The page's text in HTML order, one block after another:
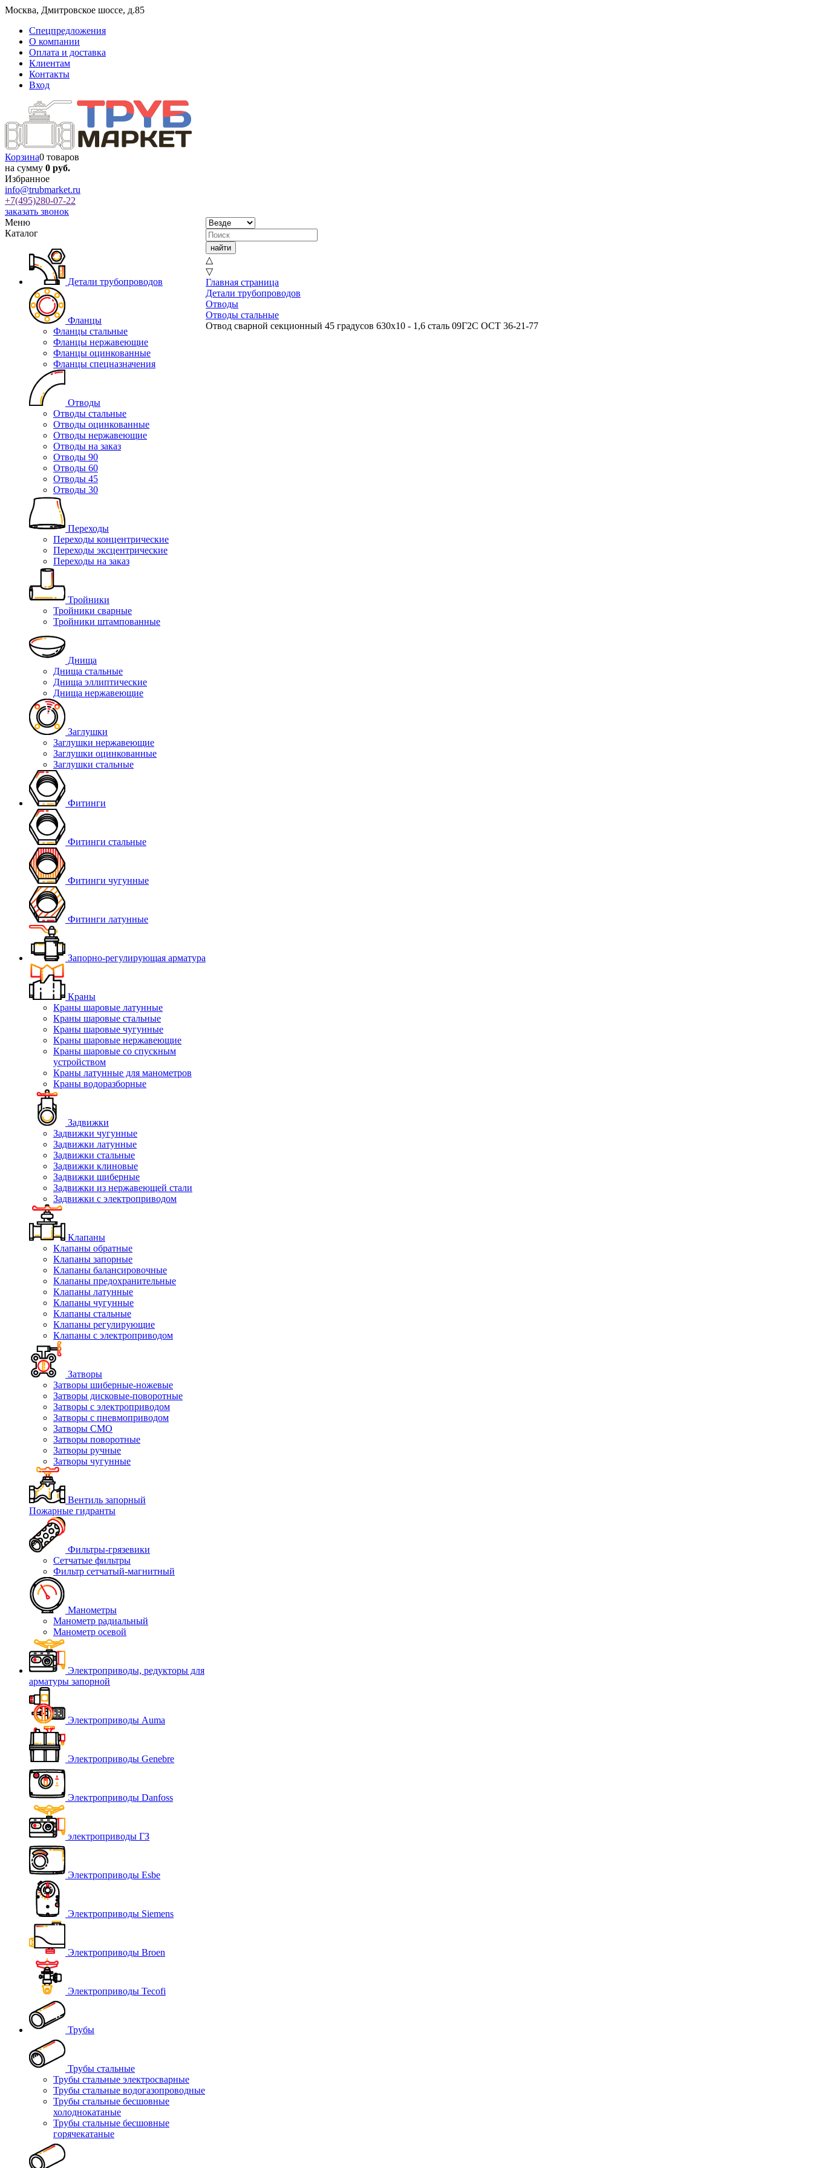
Москва, Дмитровское шоссе, д.85
Спецпредложения
О компании
Оплата и доставка
Клиентам
Контакты
Вход
Корзина0 товаров
на сумму 0 руб.
Избранное
info@trubmarket.ru
+7(495)280-07-22
заказать звонок
Меню
Каталог
Детали трубопроводов
Фланцы
Фланцы стальные
Фланцы нержавеющие
Фланцы оцинкованные
Фланцы спецназначения
Отводы
Отводы стальные
Отводы оцинкованные
Отводы нержавеющие
Отводы на заказ
Отводы 90
Отводы 60
Отводы 45
Отводы 30
Переходы
Переходы концентрические
Переходы эксцентрические
Переходы на заказ
Тройники
Тройники сварные
Тройники штампованные
Днища
Днища стальные
Днища эллиптические
Днища нержавеющие
Заглушки
Заглушки нержавеющие
Заглушки оцинкованные
Заглушки стальные
Фитинги
Фитинги стальные
Фитинги чугунные
Фитинги латунные
Запорно-регулирующая арматура
Краны
Краны шаровые латунные
Краны шаровые стальные
Краны шаровые чугунные
Краны шаровые нержавеющие
Краны шаровые со спускным
устройством
Краны латунные для манометров
Краны водоразборные
Задвижки
Задвижки чугунные
Задвижки латунные
Задвижки стальные
Задвижки клиновые
Задвижки шиберные
Задвижки из нержавеющей стали
Задвижки с электроприводом
Клапаны
Клапаны обратные
Клапаны запорные
Клапаны балансировочные
Клапаны предохранительные
Клапаны латунные
Клапаны чугунные
Клапаны стальные
Клапаны регулирующие
Клапаны с электроприводом
Затворы
Затворы шиберные-ножевые
Затворы дисковые-поворотные
Затворы с электроприводом
Затворы с пневмоприводом
Затворы СМО
Затворы поворотные
Затворы ручные
Затворы чугунные
Вентиль запорный
Пожарные гидранты
Фильтры-грязевики
Сетчатые фильтры
Фильтр сетчатый-магнитный
Манометры
Манометр радиальный
Манометр осевой
Электроприводы, редукторы для
арматуры запорной
Электроприводы Auma
Электроприводы Genebre
Электроприводы Danfoss
электроприводы ГЗ
Электроприводы Esbe
Электроприводы Siemens
Электроприводы Broen
Электроприводы Tecofi
Трубы
Трубы стальные
Трубы стальные электросварные
Трубы стальные водогазопроводные
Трубы стальные бесшовные
холоднокатаные
Трубы стальные бесшовные
горячекатаные
△
▽
Главная страница
Детали трубопроводов
Отводы
Отводы стальные
Отвод сварной секционный 45 градусов 630х10 - 1,6 сталь 09Г2С ОСТ 36-21-77